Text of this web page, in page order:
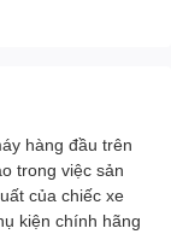
hàng đầu trên
trong việc sản
của chiếc xe
kiện chính hãng